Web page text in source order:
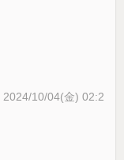
2024/10/04(金) 02:2